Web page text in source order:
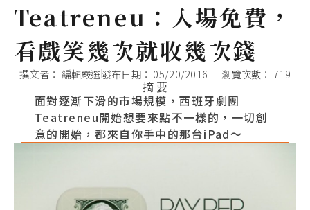
Teatreneu：入場免費，
看戲笑幾次就收幾次錢
撰文者： 編輯嚴選發布日期： 05/20/2016 瀏覽次數： 719
摘 要
面對逐漸下滑的市場規模，西班牙劇團
Teatreneu開始想要來點不一樣的，一切創
意的開始，都來自你手中的那台iPad～